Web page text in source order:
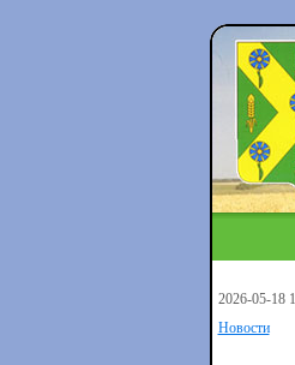
2026-05-18
Новости